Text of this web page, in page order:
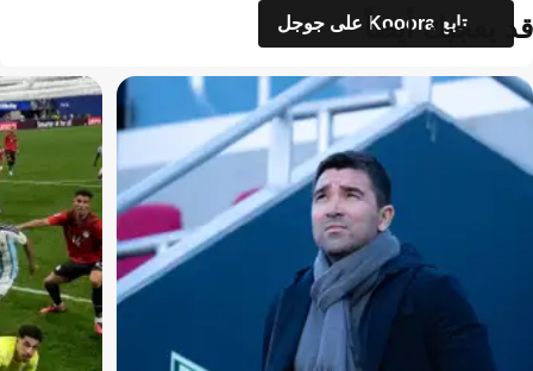
تابع Kooora على جوجل
قد يعجبك أيضاً